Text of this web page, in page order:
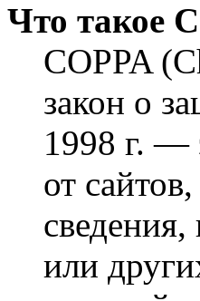
Что такое
COPPA
закон о
1998 г. —
от
или